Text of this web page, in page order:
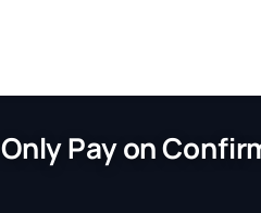
Only Pay on